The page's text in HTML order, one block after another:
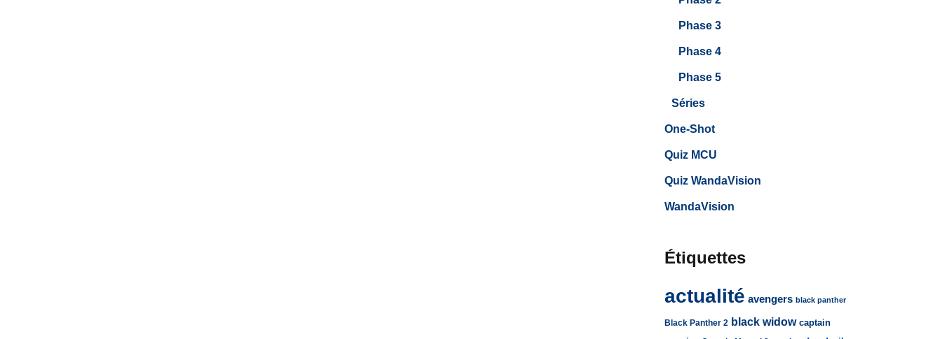
Phase 3
Phase 4
Phase 5
Séries
One-Shot
Quiz MCU
Quiz WandaVision
WandaVision
Étiquettes
actualité avengers black panther
Black Panther 2 black widow captain